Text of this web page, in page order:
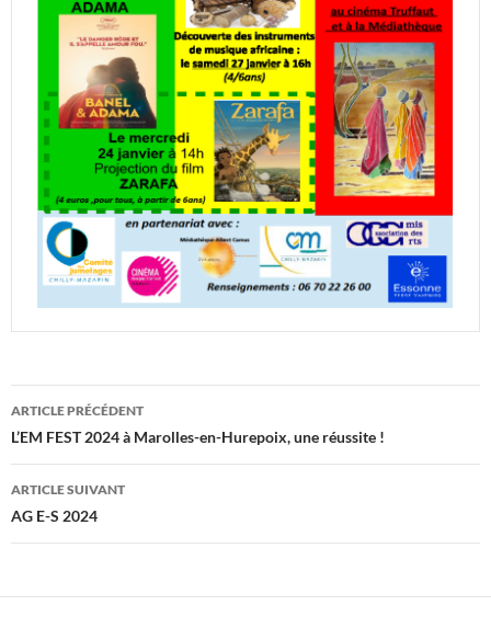
Navigation
des
articles
ARTICLE PRÉCÉDENT
L’EM FEST 2024 à Marolles-en-Hurepoix, une réussite !
ARTICLE SUIVANT
AG E-S 2024